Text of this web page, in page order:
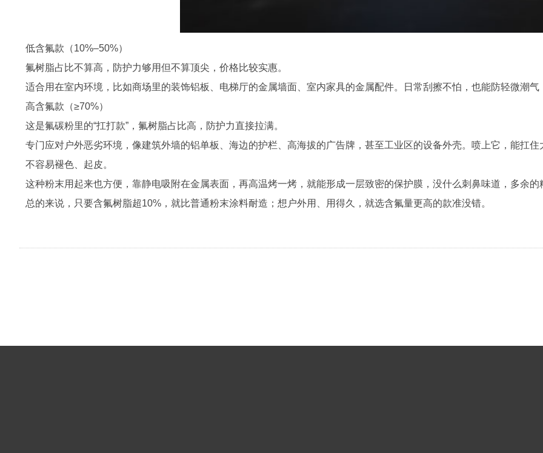
低含氟款（10%–50%）
氟树脂占比不算高，防护力够用但不算顶尖，价格比较实惠。
适合用在室内环境，比如商场里的装饰铝板、电梯厅的金属墙面、室内家具的金属配件。日常刮擦不怕，也能防轻微潮
高含氟款（≥70%）
这是氟碳粉里的“扛打款”，氟树脂占比高，防护力直接拉满。
专门应对户外恶劣环境，像建筑外墙的铝单板、海边的护栏、高海拔的广告牌，甚至工业区的设备外壳。喷上它，能扛
不容易褪色、起皮。
这种粉末用起来也方便，靠静电吸附在金属表面，再高温烤一烤，就能形成一层致密的保护膜，没什么刺鼻味道，多余
总的来说，只要含氟树脂超10%，就比普通粉末涂料耐造；想户外用、用得久，就选含氟量更高的款准没错。